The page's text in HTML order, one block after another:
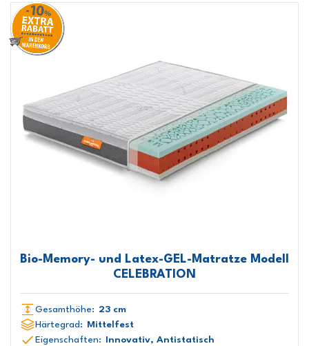
Bio-Memory- und Latex-GEL-Matratze Modell
CELEBRATION
Gesamthöhe: 23 cm
Härtegrad:
Mittelfest
Eigenschaften:
Innovativ, Antistatisch